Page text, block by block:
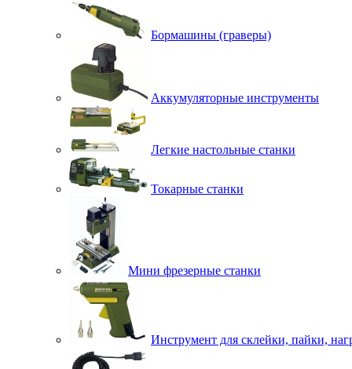
Бормашины (граверы)
Аккумуляторные инструменты
Легкие настольные станки
Токарные станки
Мини фрезерные станки
Инструмент для склейки, пайки,